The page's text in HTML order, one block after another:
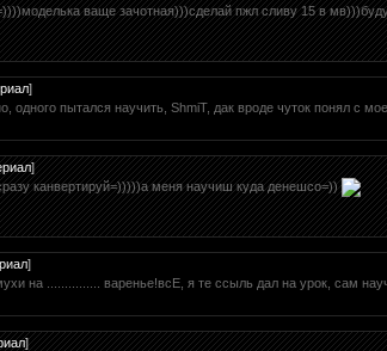
ваще зачотная)))сделай пжл сливу 15 в
]
одного пытался научить, ShmiT, дак вроде чуток понял
]
канвертируй=)))))а меня научиш куда денешсо=))
]
на ............... варенье!всЕ, я те ссыль дал на урок, сам
]